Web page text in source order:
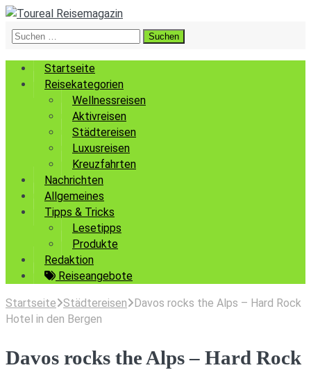
Suchen
Startseite
Reisekategorien
Wellnessreisen
Aktivreisen
Städtereisen
Luxusreisen
Kreuzfahrten
Nachrichten
Allgemeines
Tipps & Tricks
Lesetipps
Produkte
Redaktion
Reiseangebote
Startseite Städtereisen
Davos rocks the Alps – Hard Rock
Hotel in den Bergen
Davos rocks the Alps – Hard Rock